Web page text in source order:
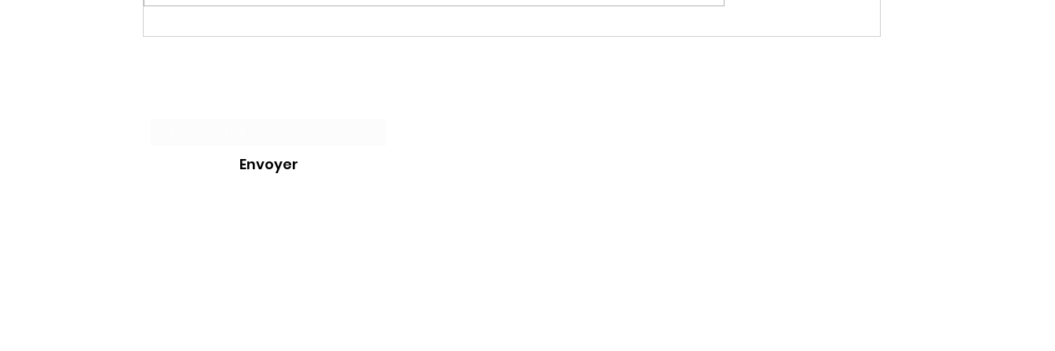
LA HAINE DE MACRON
BON ANNIVERSAIRE MA
aux politicards de tous
Envoyer